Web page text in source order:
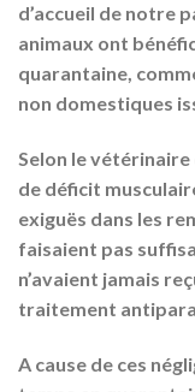
d’accueil de notre
animaux ont
quarantaine,
non domestiques
Selon le
de déficit
exiguës dans les
faisaient pas
n’avaient jamais
traitement
A cause de ces